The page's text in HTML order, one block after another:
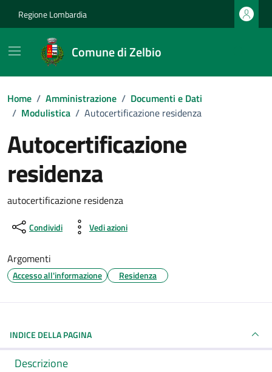
Regione Lombardia
Comune di Zelbio
Home / Amministrazione / Documenti e Dati
/ Modulistica / Autocertificazione residenza
Autocertificazione
residenza
Dettagli del documento
autocertificazione residenza
Condividi Vedi azioni
Argomenti
Accesso all'informazione Residenza
INDICE DELLA PAGINA
Descrizione